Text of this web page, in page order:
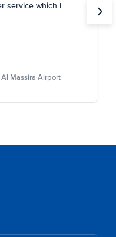
service which I
Massira Airport